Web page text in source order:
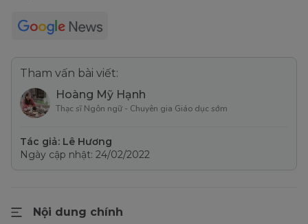
Tham vấn bài viết:
Hoàng Mỹ Hạnh
Thạc sĩ Ngôn ngữ - Chuyên gia Giáo dục sớm
Tác giả: Lê Hương
Ngày cập nhật: 24/02/2022
Nội dung chính